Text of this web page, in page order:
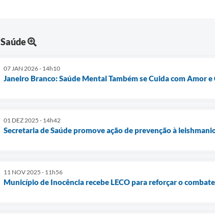
Saúde
07 JAN 2026 - 14h10
Janeiro Branco: Saúde Mental Também se Cuida com Amor
01 DEZ 2025 - 14h42
Secretaria de Saúde promove ação de prevenção à
11 NOV 2025 - 11h56
Município de Inocência recebe LECO para reforçar o